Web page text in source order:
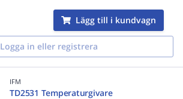
Lägg till i kundvagn
Logga in eller registrera
IFM
TD2531 Temperaturgivare